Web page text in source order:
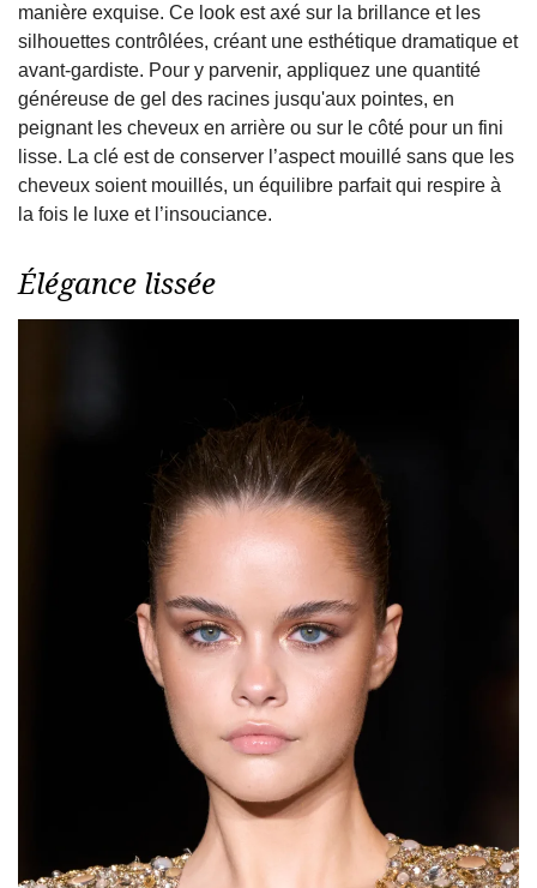
manière exquise. Ce look est axé sur la brillance et les
silhouettes contrôlées, créant une esthétique dramatique et
avant-gardiste. Pour y parvenir, appliquez une quantité
généreuse de gel des racines jusqu'aux pointes, en
peignant les cheveux en arrière ou sur le côté pour un fini
lisse. La clé est de conserver l’aspect mouillé sans que les
cheveux soient mouillés, un équilibre parfait qui respire à
la fois le luxe et l’insouciance.
Élégance lissée